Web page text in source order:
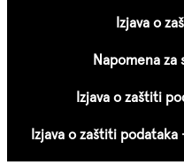
Izjava o
Napomena za
Izjava o zaštiti
Izjava o zaštiti podataka